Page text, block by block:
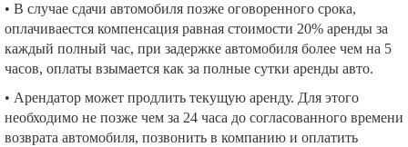
• В случае сдачи автомобиля позже оговоренного срока,
оплачиваестся компенсация равная стоимости 20% аренды за
каждый полный час, при задержке автомобиля более чем на 5
часов, оплаты взымается как за полные сутки аренды авто.
• Арендатор может продлить текущую аренду. Для этого
необходимо не позже чем за 24 часа до согласованного времени
возврата автомобиля, позвонить в компанию и оплатить